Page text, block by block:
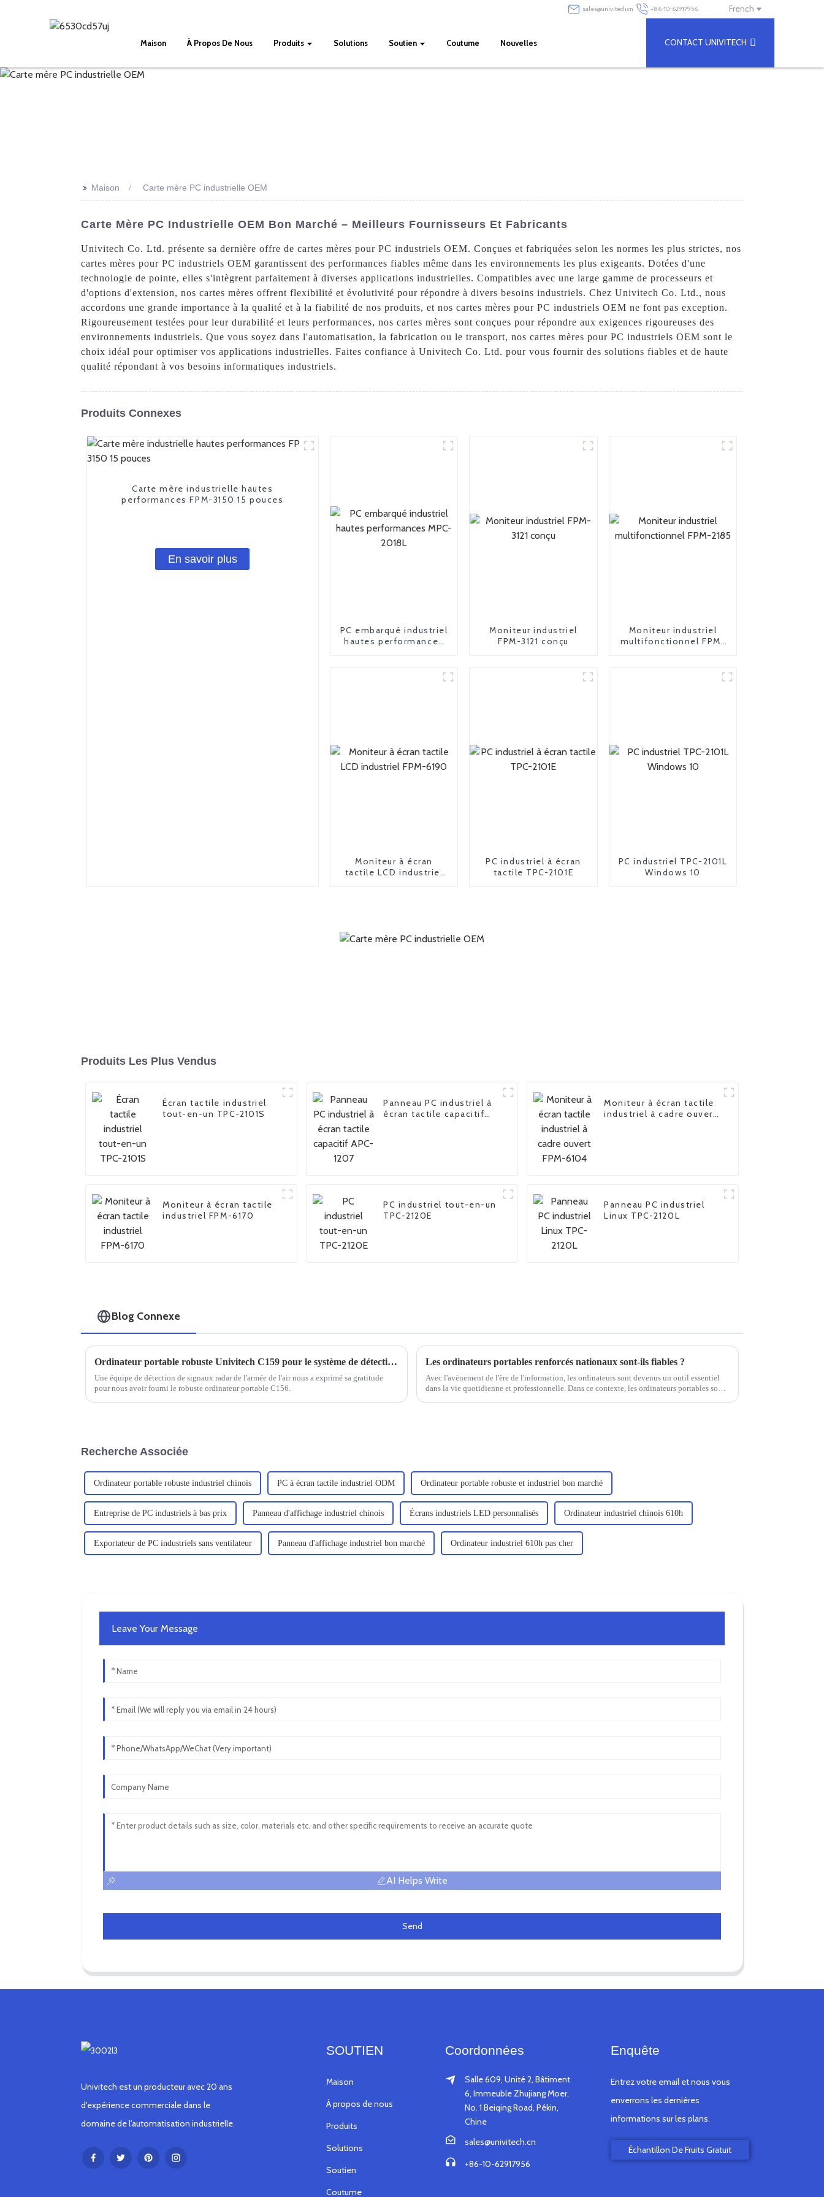
sales@univitech.cn +86-10-62917956 French
Maison À Propos De Nous Produits Solutions Soutien Coutume Nouvelles CONTACT UNIVITECH
>> Maison Carte mère PC industrielle OEM
Carte Mère PC Industrielle OEM Bon Marché – Meilleurs Fournisseurs Et Fabricants
Univitech Co. Ltd. présente sa dernière offre de cartes mères pour PC industriels OEM. Conçues et fabriquées selon les normes les plus strictes, nos
cartes mères pour PC industriels OEM garantissent des performances fiables même dans les environnements les plus exigeants. Dotées d'une
technologie de pointe, elles s'intègrent parfaitement à diverses applications industrielles. Compatibles avec une large gamme de processeurs et
d'options d'extension, nos cartes mères offrent flexibilité et évolutivité pour répondre à divers besoins industriels. Chez Univitech Co. Ltd., nous
accordons une grande importance à la qualité et à la fiabilité de nos produits, et nos cartes mères pour PC industriels OEM ne font pas exception.
Rigoureusement testées pour leur durabilité et leurs performances, nos cartes mères sont conçues pour répondre aux exigences rigoureuses des
environnements industriels. Que vous soyez dans l'automatisation, la fabrication ou le transport, nos cartes mères pour PC industriels OEM sont le
choix idéal pour optimiser vos applications industrielles. Faites confiance à Univitech Co. Ltd. pour vous fournir des solutions fiables et de haute
qualité répondant à vos besoins informatiques industriels.
Produits Connexes
Carte mère industrielle hautes
performances FPM-3150 15 pouces
En savoir plus
PC embarqué industriel
hautes performances
Moniteur industriel
FPM-3121 conçu
Moniteur industriel
multifonctionnel FPM-
Moniteur à écran
tactile LCD industriel
PC industriel à écran
tactile TPC-2101E
PC industriel TPC-2101L
Windows 10
Produits Les Plus Vendus
Écran tactile industriel
tout-en-un TPC-2101S
Panneau PC industriel à
écran tactile capacitif
Moniteur à écran tactile
industriel à cadre ouvert
Moniteur à écran tactile
industriel FPM-6170
PC industriel tout-en-un
TPC-2120E
Panneau PC industriel
Linux TPC-2120L
Blog Connexe
Ordinateur portable robuste Univitech C159 pour le système de détection EMR
Une équipe de détection de signaux radar de l'armée de l'air nous a exprimé sa gratitude
pour nous avoir fourni le robuste ordinateur portable C156.
Les ordinateurs portables renforcés nationaux sont-ils fiables ?
Avec l'avènement de l'ère de l'information, les ordinateurs sont devenus un outil essentiel
dans la vie quotidienne et professionnelle. Dans ce contexte, les ordinateurs portables sont
Recherche Associée
Ordinateur portable robuste industriel chinois PC à écran tactile industriel ODM Ordinateur portable robuste et industriel bon marché
Entreprise de PC industriels à bas prix Panneau d'affichage industriel chinois Écrans industriels LED personnalisés Ordinateur industriel chinois 610h
Exportateur de PC industriels sans ventilateur Panneau d'affichage industriel bon marché Ordinateur industriel 610h pas cher
Leave Your Message
AI Helps Write
Send
Univitech est un producteur avec 20 ans
d'expérience commerciale dans le
domaine de l'automatisation industrielle.
SOUTIEN
Maison
À propos de nous
Produits
Solutions
Soutien
Coutume
Coordonnées
Salle 609, Unité 2, Bâtiment
6, Immeuble Zhujiang Moer,
No. 1 Beiqing Road, Pékin,
Chine
sales@univitech.cn
+86-10-62917956
Enquête
Entrez votre email et nous vous
enverrons les dernières
informations sur les plans.
Échantillon De Fruits Gratuit